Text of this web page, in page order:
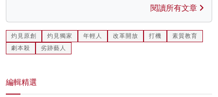
閱讀所有文章
灼見原創 灼見獨家 年輕人 改革開放 打機
素質教育
劇本殺
劣跡藝人
編輯精選